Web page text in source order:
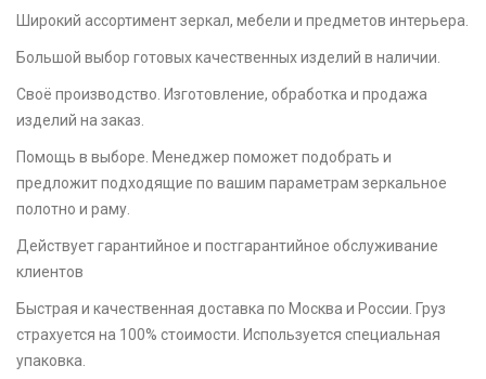
Широкий ассортимент зеркал, мебели и предметов интерьера.
Большой выбор готовых качественных изделий в наличии.
Своё производство. Изготовление, обработка и продажа
изделий на заказ.
Помощь в выборе. Менеджер поможет подобрать и
предложит подходящие по вашим параметрам зеркальное
полотно и раму.
Действует гарантийное и постгарантийное обслуживание
клиентов
Быстрая и качественная доставка по Москва и России. Груз
страхуется на 100% стоимости. Используется специальная
упаковка.